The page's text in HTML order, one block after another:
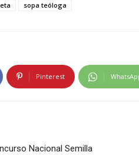
sopa teóloga
Pinterest
Nacional Semilla